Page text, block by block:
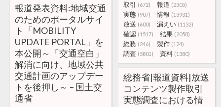
取引 (672) 報道 (2305)
実態 (907) 情報 (13931)
放送 (600) 漏えい (1132)
確認 (1517) 結果 (2058)
総務 (246) 製作 (124)
調査 (5801) 資料 (1380)
報道発表資料:地域交通
のためのポータルサイ
ト「MOBILITY
UPDATE PORTAL」を
本公開～「交通空白」
解消に向け、地域公共
交通計画のアップデー
トを後押し～ – 国土交
通省
総務省|報道資料|放送
コンテンツ製作取引
実態調査における情